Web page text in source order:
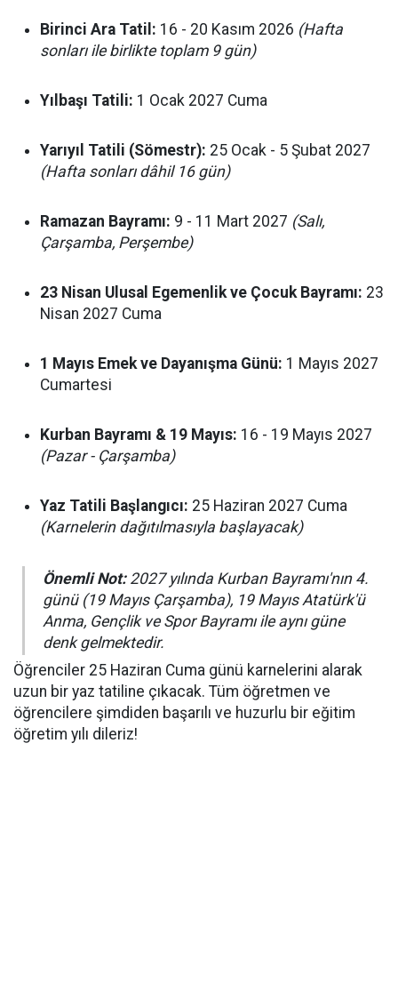
Birinci Ara Tatil: 16 - 20 Kasım 2026 (Hafta
sonları ile birlikte toplam 9 gün)
Yılbaşı Tatili: 1 Ocak 2027 Cuma
Yarıyıl Tatili (Sömestr): 25 Ocak - 5 Şubat 2027
(Hafta sonları dâhil 16 gün)
Ramazan Bayramı: 9 - 11 Mart 2027 (Salı,
Çarşamba, Perşembe)
23 Nisan Ulusal Egemenlik ve Çocuk Bayramı: 23
Nisan 2027 Cuma
1 Mayıs Emek ve Dayanışma Günü: 1 Mayıs 2027
Cumartesi
Kurban Bayramı & 19 Mayıs: 16 - 19 Mayıs 2027
(Pazar - Çarşamba)
Yaz Tatili Başlangıcı: 25 Haziran 2027 Cuma
(Karnelerin dağıtılmasıyla başlayacak)
Önemli Not:2027 yılında Kurban Bayramı'nın 4.
günü (19 Mayıs Çarşamba), 19 Mayıs Atatürk'ü
Anma, Gençlik ve Spor Bayramı ile aynı güne
denk gelmektedir.
Öğrenciler 25 Haziran Cuma günü karnelerini alarak
uzun bir yaz tatiline çıkacak. Tüm öğretmen ve
öğrencilere şimdiden başarılı ve huzurlu bir eğitim
öğretim yılı dileriz!